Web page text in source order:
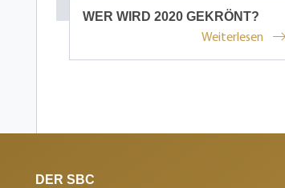
WER WIRD 2020 GEKRÖNT?
Weiterlesen
DER SBC